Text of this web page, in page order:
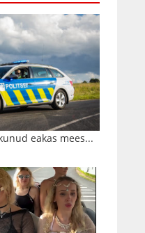
eakas mees...